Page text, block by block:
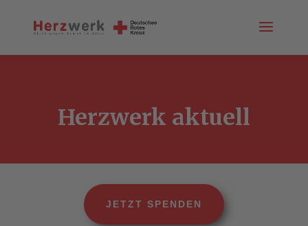
Herzwerk aktuell
JETZT SPENDEN